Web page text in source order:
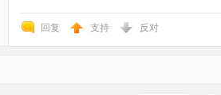
回复 支持 反对